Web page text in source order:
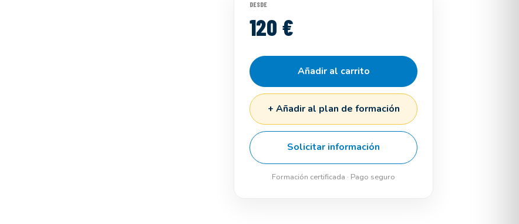
DESDE
120 €
Añadir al carrito
+ Añadir al plan de formación
Solicitar información
Formación certificada · Pago seguro